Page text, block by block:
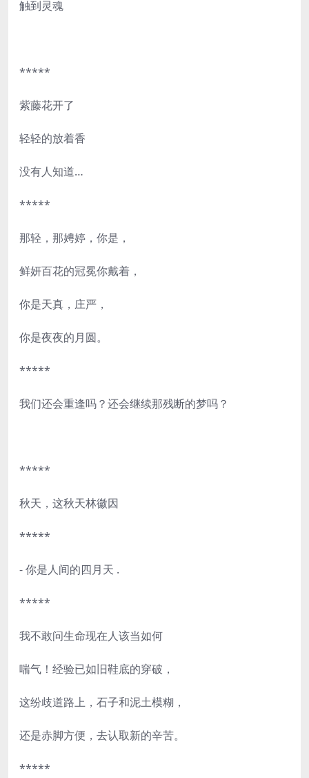
触到灵魂
*****
紫藤花开了
轻轻的放着香
没有人知道…
*****
那轻，那娉婷，你是，
鲜妍百花的冠冕你戴着，
你是天真，庄严，
你是夜夜的月圆。
*****
我们还会重逢吗？还会继续那残断的梦吗？
*****
秋天，这秋天林徽因
*****
- 你是人间的四月天 .
*****
我不敢问生命现在人该当如何
喘气！经验已如旧鞋底的穿破，
这纷歧道路上，石子和泥土模糊，
还是赤脚方便，去认取新的辛苦。
*****